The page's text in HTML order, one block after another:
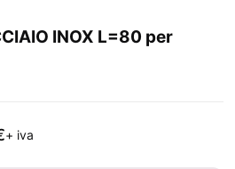
INOX L=80 per
+ iva